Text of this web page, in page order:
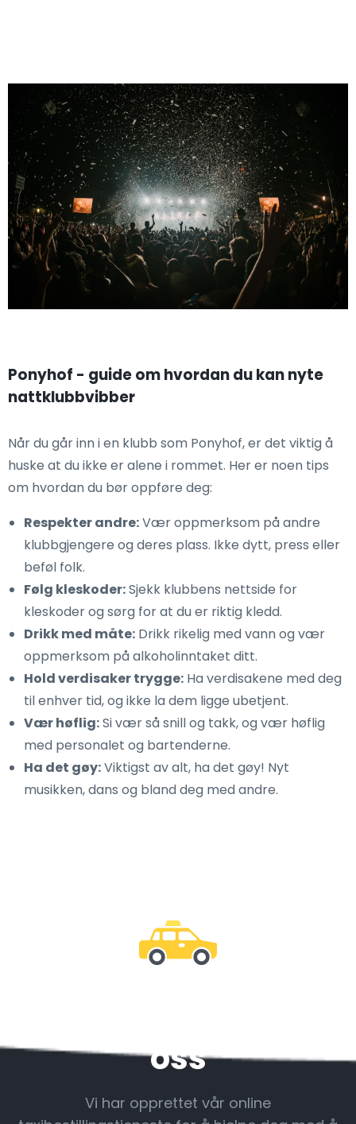
Ponyhof - guide om hvordan du kan nyte
nattklubbvibber
Når du går inn i en klubb som Ponyhof, er det viktig å
huske at du ikke er alene i rommet. Her er noen tips
om hvordan du bør oppføre deg:
Respekter andre:Vær oppmerksom på andre
klubbgjengere og deres plass. Ikke dytt, press eller
beføl folk.
Følg kleskoder:Sjekk klubbens nettside for
kleskoder og sørg for at du er riktig kledd.
Drikk med måte: Drikk rikelig med vann og vær
oppmerksom på alkoholinntaket ditt.
Hold verdisaker trygge: Ha verdisakene med deg
til enhver tid, og ikke la dem ligge ubetjent.
Vær høflig:Si vær så snill og takk, og vær høflig
med personalet og bartenderne.
Ha det gøy:Viktigst av alt, ha det gøy! Nyt
musikken, dans og bland deg med andre.
oss
Vi har opprettet vår online